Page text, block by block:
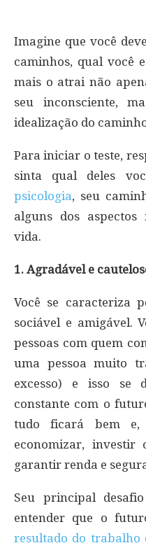
Imagine que você
caminhos, qual você
mais o atrai não
seu inconsciente,
idealização do
Para iniciar o teste,
sinta qual deles
psicologia, seu
alguns dos
vida.
1. Agradável e
Você se caracteriza
sociável e amigável.
pessoas com quem
uma pessoa muito
excesso) e isso se
constante com o
tudo ficará bem e,
economizar, investir
garantir renda e
Seu principal
entender que o
resultado do trabalho